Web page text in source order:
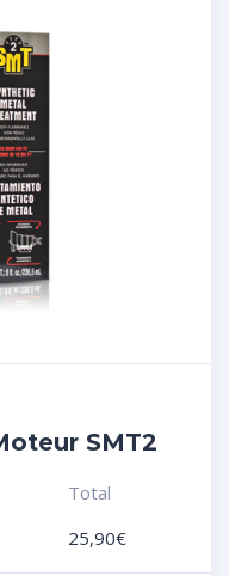
SMT2
Total
25,90€